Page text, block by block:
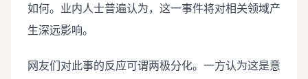
如何。业内人士普遍认为，这一事件将对相关领域产
生深远影响。
网友们对此事的反应可谓两极分化。一方认为这是意